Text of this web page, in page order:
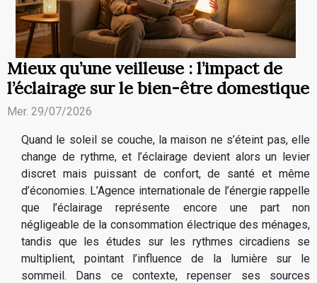
Mieux qu’une veilleuse : l’impact de
l’éclairage sur le bien-être domestique
Mer. 29/07/2026
Quand le soleil se couche, la maison ne s’éteint pas, elle
change de rythme, et l’éclairage devient alors un levier
discret mais puissant de confort, de santé et même
d’économies. L’Agence internationale de l’énergie rappelle
que l’éclairage représente encore une part non
négligeable de la consommation électrique des ménages,
tandis que les études sur les rythmes circadiens se
multiplient, pointant l’influence de la lumière sur le
sommeil. Dans ce contexte, repenser ses sources